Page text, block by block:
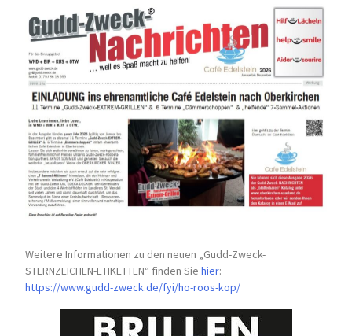
Weitere Informationen zu den neuen „Gudd-Zweck-
STERNZEICHEN-ETIKETTEN“ finden Siehier:
https://www.gudd-zweck.de/fyi/ho-roos-kop/